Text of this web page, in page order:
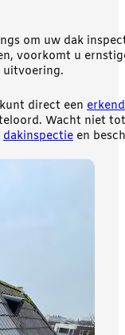
om uw dak
voorkomt u
uitvoering.
direct een
Wacht niet
dakinspectie en